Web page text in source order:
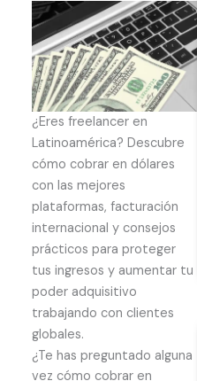
¿Eres freelancer en
Latinoamérica? Descubre
cómo cobrar en dólares
con las mejores
plataformas, facturación
internacional y consejos
prácticos para proteger
tus ingresos y aumentar tu
poder adquisitivo
trabajando con clientes
globales.
¿Te has preguntado alguna
vez cómo cobrar en